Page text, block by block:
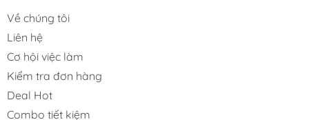
Về chúng tôi
Liên hệ
Cơ hội việc làm
Kiểm tra đơn hàng
Deal Hot
Combo tiết kiệm